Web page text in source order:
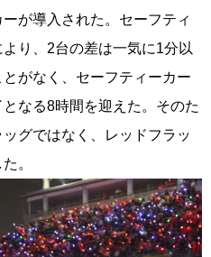
が導入された。セーフティ
り、2台の差は一気に1分以
がなく、セーフティーカー
なる8時間を迎えた。そのた
グではなく、レッドフラッ
。